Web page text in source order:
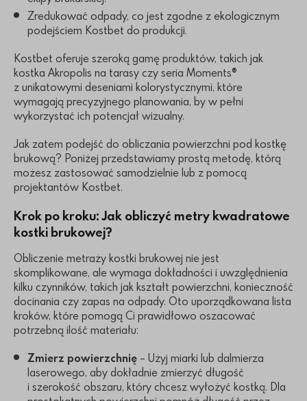
Zredukować odpady, co jest zgodne z ekologicznym
podejściem Kostbet do produkcji.
Kostbet oferuje szeroką gamę produktów, takich jak
kostka Akropolis na tarasy czy seria Moments®
z unikatowymi deseniami kolorystycznymi, które
wymagają precyzyjnego planowania, by w pełni
wykorzystać ich potencjał wizualny.
Jak zatem podejść do obliczania powierzchni pod kostkę
brukową? Poniżej przedstawiamy prostą metodę, którą
możesz zastosować samodzielnie lub z pomocą
projektantów Kostbet.
Krok po kroku: Jak obliczyć metry kwadratowe
kostki brukowej?
Obliczenie metraży kostki brukowej nie jest
skomplikowane, ale wymaga dokładności i uwzględnienia
kilku czynników, takich jak kształt powierzchni, konieczność
docinania czy zapas na odpady. Oto uporządkowana lista
kroków, które pomogą Ci prawidłowo oszacować
potrzebną ilość materiału:
Zmierz powierzchnię – Użyj miarki lub dalmierza
laserowego, aby dokładnie zmierzyć długość
i szerokość obszaru, który chcesz wyłożyć kostką. Dla